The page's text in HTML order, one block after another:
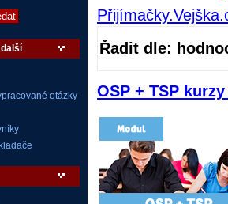
otázky
Řadit dle:
OSP + TSP